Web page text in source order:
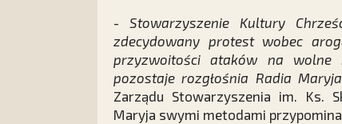
- Stowarzyszenie Kultury
zdecydowany protest wobec
przyzwoitości ataków na wolne
pozostaje rozgłośnia Radia Maryja
Zarządu Stowarzyszenia im. Ks.
Maryja swymi metodami